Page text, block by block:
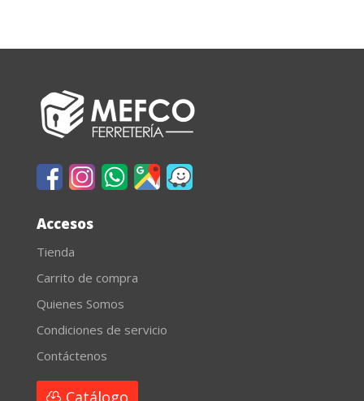
Accesos
Tienda
Carrito de compra
Quienes Somos
Condiciones de servicio
Contáctenos
Catálogo